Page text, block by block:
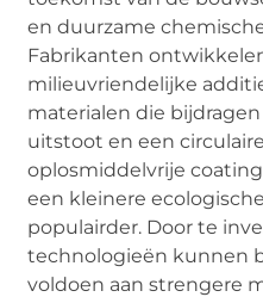
en duurzame
Fabrikanten
milieuvriendelijke
materialen die bijdragen
uitstoot en een
oplosmiddelvrije
een kleinere
populairder. Door te
technologieën kunnen
voldoen aan strengere